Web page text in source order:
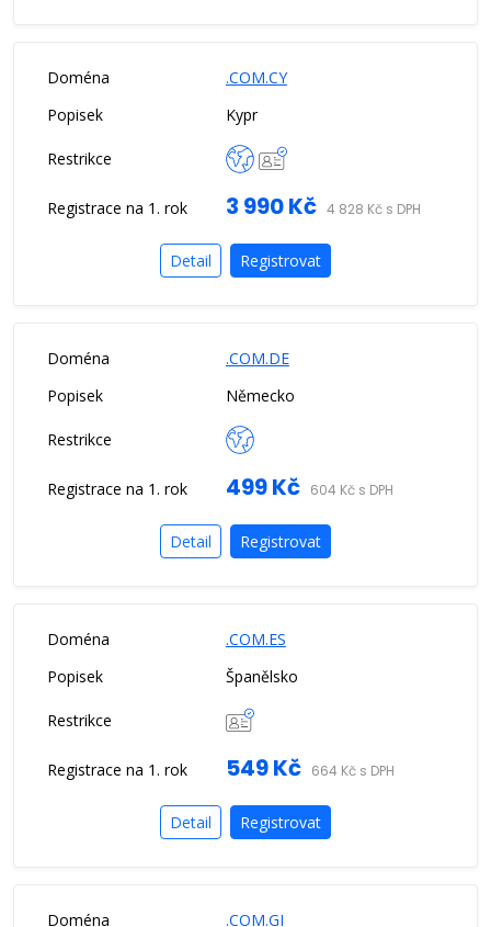
.COM.CY
Kypr
3 990 Kč 4 828 Kč s DPH
Detail Registrovat
.COM.DE
Německo
499 Kč 604 Kč s DPH
Detail Registrovat
.COM.ES
Španělsko
549 Kč 664 Kč s DPH
Detail Registrovat
.COM.GI